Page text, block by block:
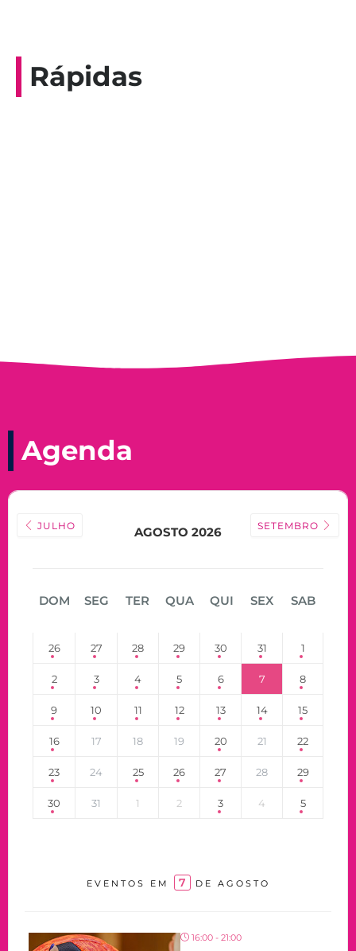
Rápidas
Agenda
JULHO AGOSTO 2026 SETEMBRO
DOM SEG TER QUA QUI SEX SAB
26 27 28 29 30 31 1
2 3 4 5 6 7 8
9 10 11 12 13 14 15
16 17 18 19 20 21 22
23 24 25 26 27 28 29
30 31 1 2 3 4 5
EVENTOS EM 7 DE AGOSTO
16:00 - 21:00